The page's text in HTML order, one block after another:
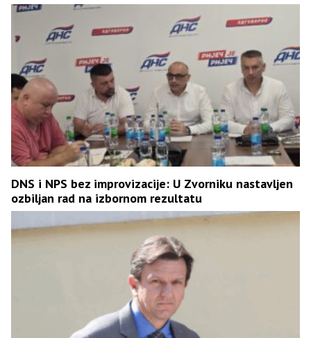
DNS i NPS bez improvizacije: U Zvorniku nastavljen
ozbiljan rad na izbornom rezultatu